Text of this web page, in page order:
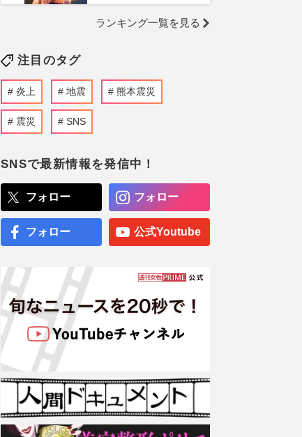
《千葉市》路上喫煙「禁止
福岡県議会の“ドン”蔵内勇
夫議長、炎上続きの中「ネ
パールは天国だった」震災
す』】読者が関心を寄せた
かってしまった」「被害内
容に戦慄」「有料会員クラ
ブ設立」
乳がんステージ4の
YouTuberミミポポ「腫瘍が
「大きな学び」
専門医が厳選した「がんに
ル秘テクニック、1日10点
満点の“早見シート”簡単管
【大阪より強引？】横浜
市、’27年花博に合わせ「市
内全域」路上喫煙禁止方針
も、喫煙所整備は“ノープラ
ランキング一覧を見る
注目のタグ
炎上 地震 熊本震災
震災 SNS
SNSで最新情報を発信中！
フォロー フォロー
フォロー 公式Youtube